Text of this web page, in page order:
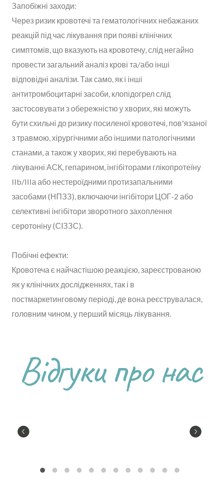
Запобіжні заходи:
Через ризик кровотечі та гематологічних небажаних
реакцій під час лікування при появі клінічних
симптомів, що вказують на кровотечу, слід негайно
провести загальний аналіз крові та/або інші
відповідні аналізи. Так само, як і інші
антитромбоцитарні засоби, клопідогрел слід
застосовувати з обережністю у хворих, які можуть
бути схильні до ризику посиленої кровотечі, пов'язаної
з травмою, хірургічними або іншими патологічними
станами, а також у хворих, які перебувають на
лікуванні АСК, гепарином, інгібіторами глікопротеїну
IIb/IIIа або нестероїдними протизапальними
засобами (НПЗЗ), включаючи інгібітори ЦОГ-2 або
селективні інгібітори зворотного захоплення
серотоніну (СІЗЗС).
Побічні ефекти:
Кровотеча є найчастішою реакцією, зареєстрованою
як у клінічних дослідженнях, так і в
постмаркетинговому періоді, де вона реєструвалася,
головним чином, у перший місяць лікування.
Відгуки про нас